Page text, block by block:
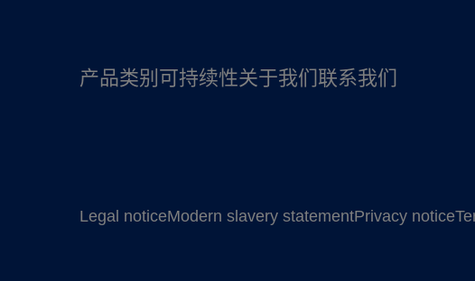
产品类别 可持续性关于我们联系我们
Legal noticeModern slavery statementPrivacy notice